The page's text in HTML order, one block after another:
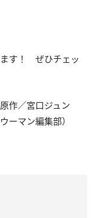
す！ ぜひチェッ
作／宮口ジュン
ーマン編集部）